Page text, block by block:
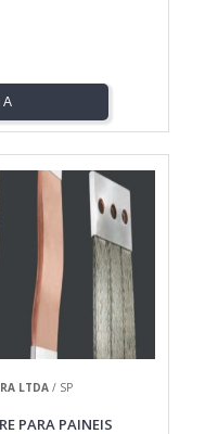
LTDA / SP
PARA PAINEIS